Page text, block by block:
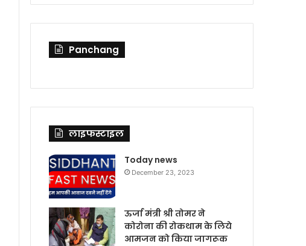
Panchang
लाइफस्टाइल
Today news
December 23, 2023
ऊर्जा मंत्री श्री तोमर ने
कोरोना की रोकथाम के लिये
आमजन को किया जागरूक